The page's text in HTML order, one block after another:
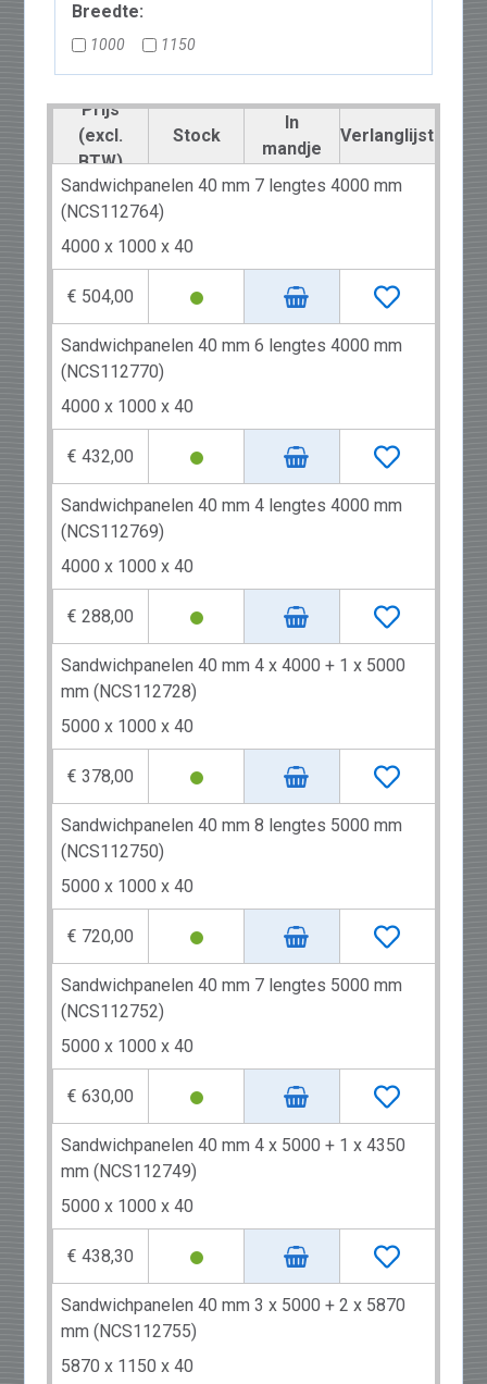
Breedte:
1000 1150
Prijs
(excl.
BTW)
Stock
In
mandje
Verlanglijst
Sandwichpanelen 40 mm 7 lengtes 4000 mm
(NCS112764)
4000 x 1000 x 40
€ 504,00
Sandwichpanelen 40 mm 6 lengtes 4000 mm
(NCS112770)
4000 x 1000 x 40
€ 432,00
Sandwichpanelen 40 mm 4 lengtes 4000 mm
(NCS112769)
4000 x 1000 x 40
€ 288,00
Sandwichpanelen 40 mm 4 x 4000 + 1 x 5000
mm (NCS112728)
5000 x 1000 x 40
€ 378,00
Sandwichpanelen 40 mm 8 lengtes 5000 mm
(NCS112750)
5000 x 1000 x 40
€ 720,00
Sandwichpanelen 40 mm 7 lengtes 5000 mm
(NCS112752)
5000 x 1000 x 40
€ 630,00
Sandwichpanelen 40 mm 4 x 5000 + 1 x 4350
mm (NCS112749)
5000 x 1000 x 40
€ 438,30
Sandwichpanelen 40 mm 3 x 5000 + 2 x 5870
mm (NCS112755)
5870 x 1150 x 40